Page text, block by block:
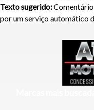
Texto sugerido:
por um serviço automático